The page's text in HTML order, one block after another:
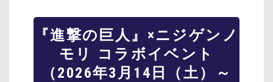
『進撃の巨人』×ニジゲンノ
モリ コラボイベント
（2026年3月14日（土）～